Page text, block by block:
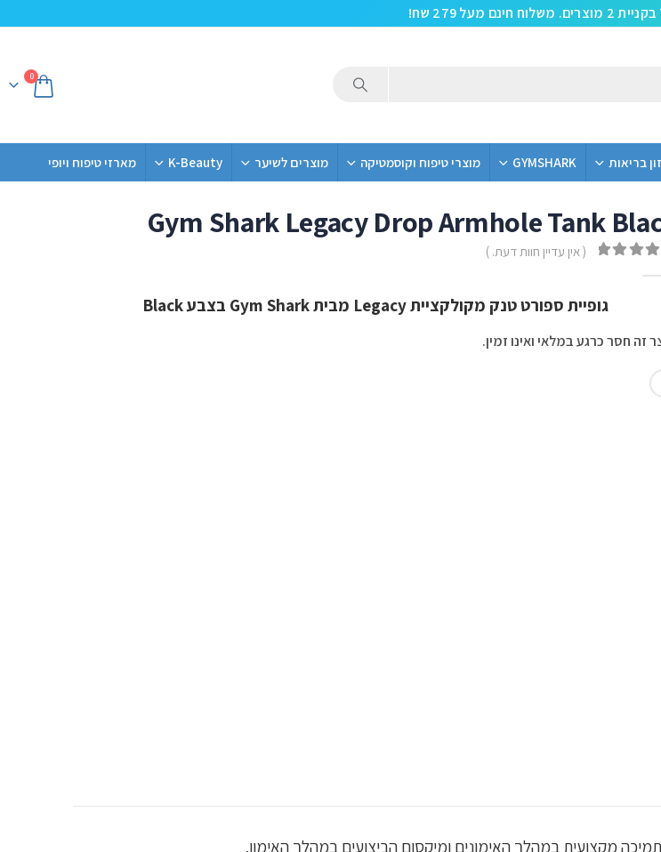
0
בריאות GYMSHARK מוצרי טיפוח וקוסמטיקה מוצרים לשיער K-Beauty מארזי טיפוח ויופי
Gym Shark Legacy Drop Armhole Tank
( אין עדיין חוות דעת. )
גופיית ספורט טנק מקולקציית Legacy מבית Gym Shark בצבע Black
זה חסר כרגע במלאי ואינו זמין.